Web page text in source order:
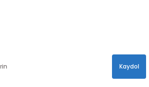
Kaydol